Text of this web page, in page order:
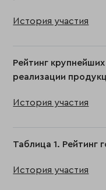
История участия
Рейтинг
реализации
История участия
Таблица 1. Рейтинг
История участия